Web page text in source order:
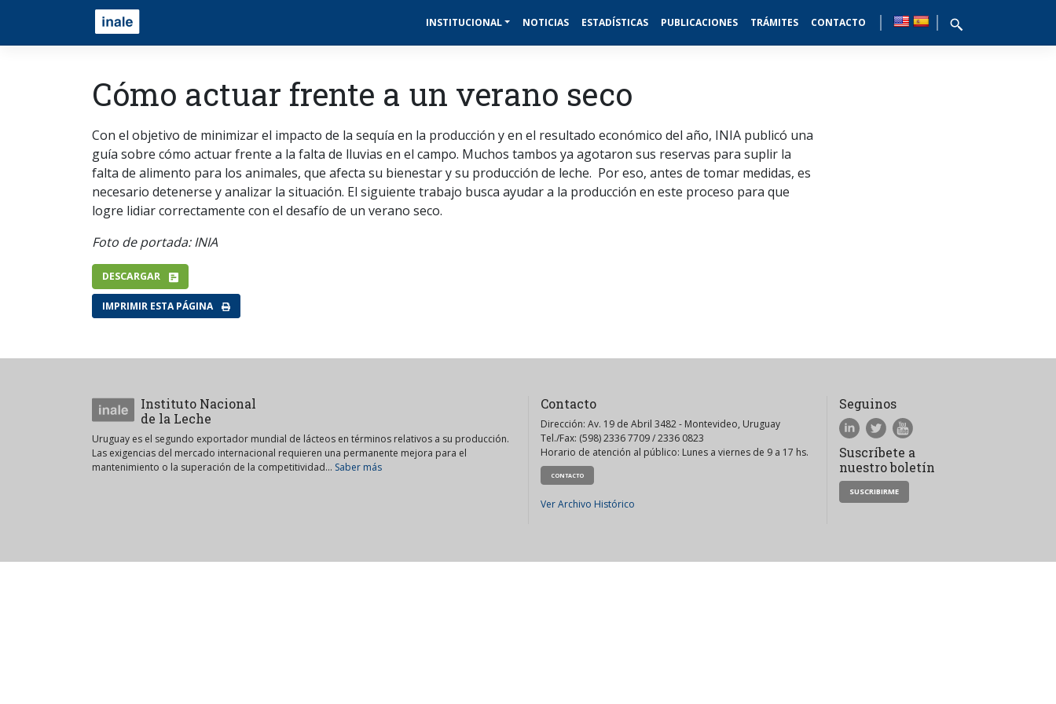
INSTITUCIONAL NOTICIAS ESTADÍSTICAS PUBLICACIONES TRÁMITES CONTACTO
Cómo actuar frente a un verano seco
Con el objetivo de minimizar el impacto de la sequía en la producción y en el resultado económico del año, INIA publicó una
guía sobre cómo actuar frente a la falta de lluvias en el campo. Muchos tambos ya agotaron sus reservas para suplir la
falta de alimento para los animales, que afecta su bienestar y su producción de leche. Por eso, antes de tomar medidas, es
necesario detenerse y analizar la situación. El siguiente trabajo busca ayudar a la producción en este proceso para que
logre lidiar correctamente con el desafío de un verano seco.
Foto de portada: INIA
DESCARGAR
IMPRIMIR ESTA PÁGINA
Instituto Nacional
de la Leche
Uruguay es el segundo exportador mundial de lácteos en términos relativos a su producción.
Las exigencias del mercado internacional requieren una permanente mejora para el
mantenimiento o la superación de la competitividad... Saber más
Contacto
Dirección: Av. 19 de Abril 3482 - Montevideo, Uruguay
Tel./Fax: (598) 2336 7709 / 2336 0823
Horario de atención al público: Lunes a viernes de 9 a 17 hs.
CONTACTO
Ver Archivo Histórico
Seguinos
Suscríbete a
nuestro boletín
SUSCRIBIRME